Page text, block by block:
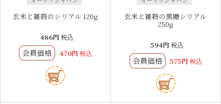
玄米と雑穀のシリアル 120g
486 税込
会員価格 470 税込
玄米と雑穀の黒糖シリアル
250g
594 税込
会員価格 575 税込